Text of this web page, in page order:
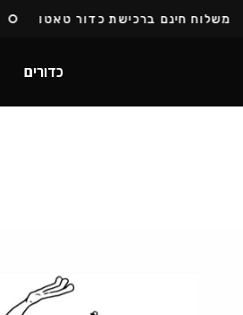
משלוח חינם ברכישת כדור טאטו
כדורים